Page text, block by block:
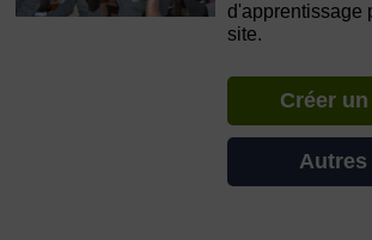
d'apprentissage
site.
Créer